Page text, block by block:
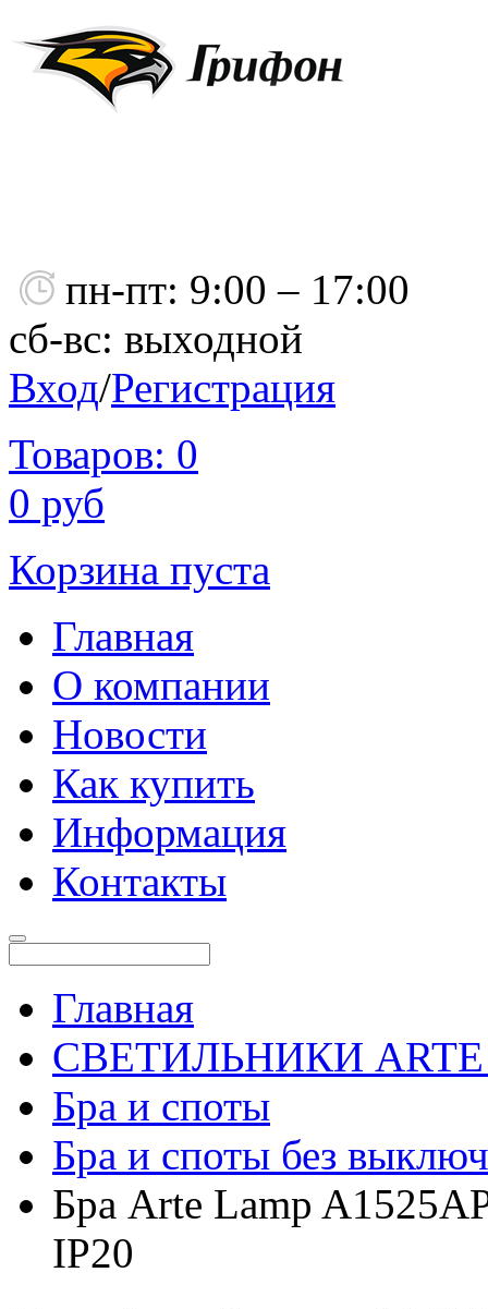
пн-пт: 9:00 – 17:00
сб-вс: выходной
Вход/Регистрация
Товаров: 0
0 руб
Корзина пуста
Главная
О компании
Новости
Как купить
Информация
Контакты
Главная
СВЕТИЛЬНИКИ ARTE
Бра и споты
Бра и споты без
Бра Arte Lamp
IP20